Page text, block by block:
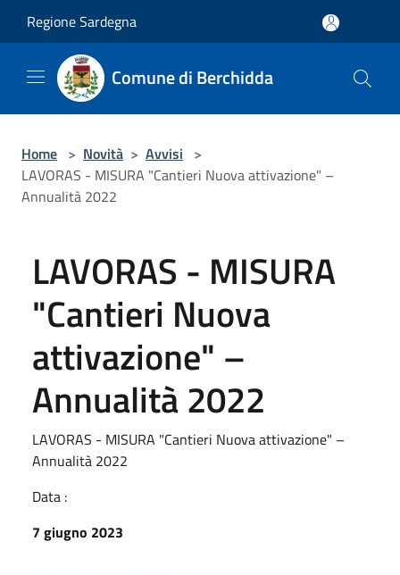
Regione Sardegna
Comune di Berchidda
Home > Novità > Avvisi >
LAVORAS - MISURA "Cantieri Nuova attivazione" –
Annualità 2022
LAVORAS - MISURA
"Cantieri Nuova
attivazione" –
Annualità 2022
LAVORAS - MISURA "Cantieri Nuova attivazione" –
Annualità 2022
Data :
7 giugno 2023